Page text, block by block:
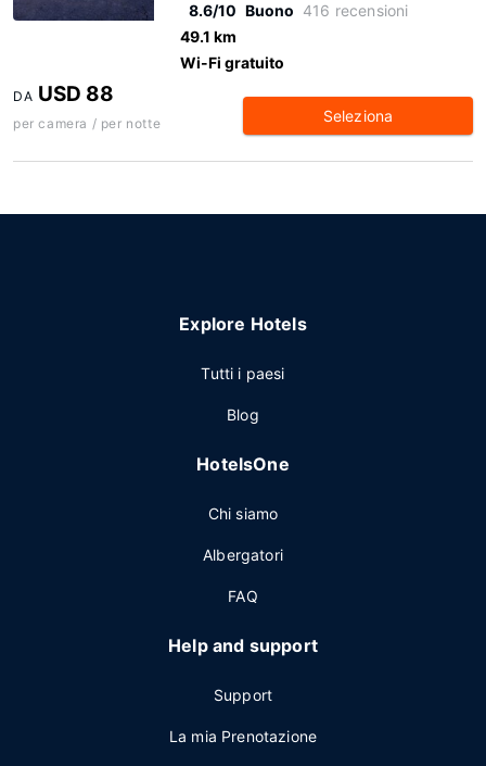
8.6/10 Buono 416 recensioni
49.1 km
Wi-Fi gratuito
DA USD 88
per camera / per notte Seleziona
Explore Hotels
Tutti i paesi
Blog
HotelsOne
Chi siamo
Albergatori
FAQ
Help and support
Support
La mia Prenotazione